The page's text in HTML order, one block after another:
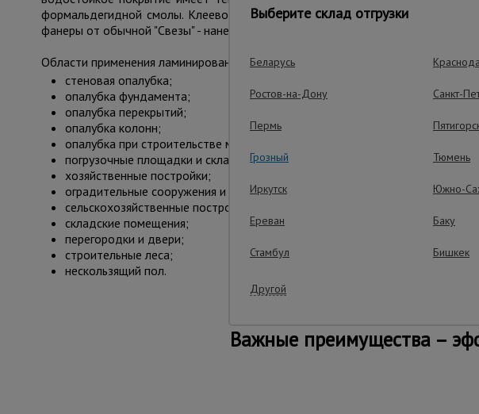
формальдегидной смолы. Клеевое соединение устойчиво к воздействиям
фанеры от обычной "Свезы" - нанесение сетки и фирменного логотипа на
Области применения ламинированной фанеры:
стеновая опалубка;
опалубка фундамента;
опалубка перекрытий;
опалубка колонн;
опалубка при строительстве мостов и тоннелей;
погрузочные площадки и складские мостики обслуживания;
хозяйственные постройки;
оградительные сооружения и заборы;
сельскохозяйственные постройки;
складские помещения;
перегородки и двери;
строительные леса;
нескользящий пол.
Важные преимущества –
Выберите склад отгрузки
Беларусь
Ростов-на-Дону Санкт-
Пермь
Грозный Тюмень
Иркутск Южно-
Ереван Баку
Стамбул Бишкек
Другой